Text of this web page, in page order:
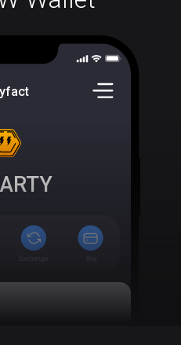
ARTY